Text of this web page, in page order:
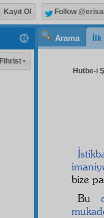
Arama
Hutbe-i
bize
Bu
Fihrist
Kayıt Ol Follow